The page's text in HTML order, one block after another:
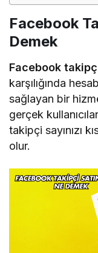
Facebook
Demek
Facebook
karşılığında
sağlayan bir
gerçek
takipçi sayınızı
olur.